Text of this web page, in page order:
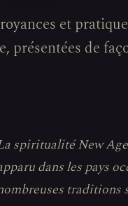
et
présentées de
spiritualité New
dans les pays
traditions